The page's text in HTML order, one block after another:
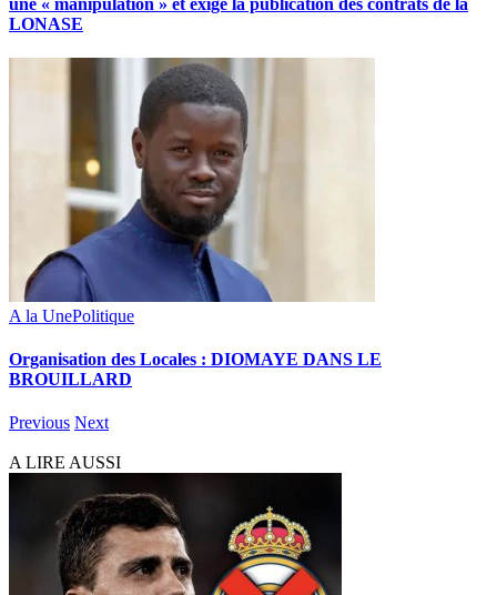
LONASE
A la UnePolitique
Organisation des Locales : DIOMAYE DANS LE
BROUILLARD
Previous Next
A LIRE AUSSI